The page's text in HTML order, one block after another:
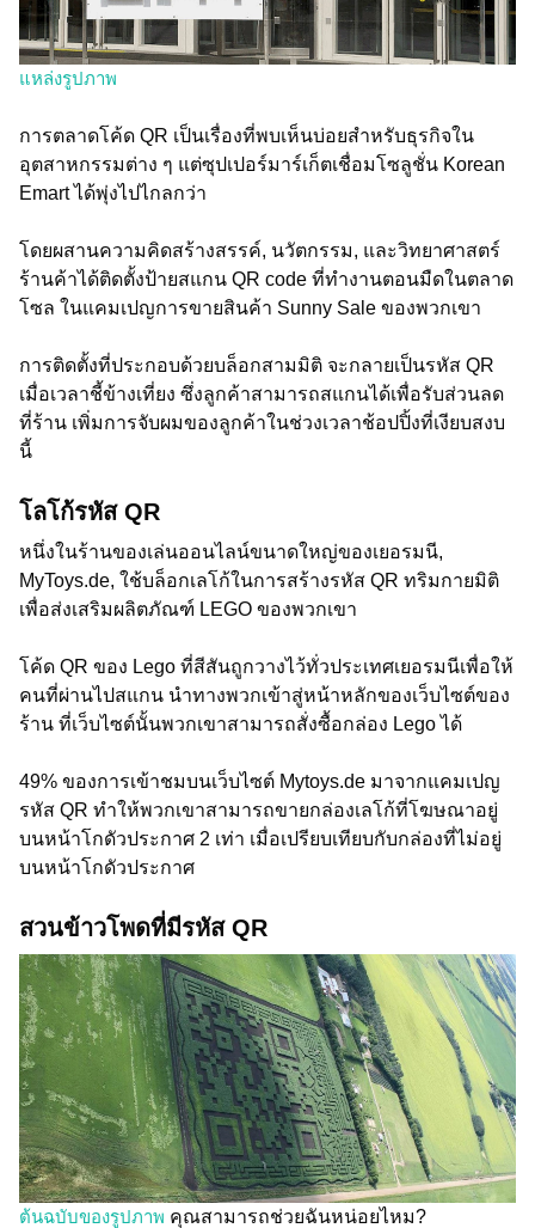
แหล่งรูปภาพ
การตลาดโค้ด QR เป็นเรื่องที่พบเห็นบ่อยสำหรับธุรกิจใน
อุตสาหกรรมต่าง ๆ แต่ซุปเปอร์มาร์เก็ตเชื่อมโซลูชั่น Korean
Emart ได้พุ่งไปไกลกว่า
โดยผสานความคิดสร้างสรรค์, นวัตกรรม, และวิทยาศาสตร์
ร้านค้าได้ติดตั้งป้ายสแกน QR code ที่ทำงานตอนมืดในตลาด
โซล ในแคมเปญการขายสินค้า Sunny Sale ของพวกเขา
การติดตั้งที่ประกอบด้วยบล็อกสามมิติ จะกลายเป็นรหัส QR
เมื่อเวลาชี้ข้างเที่ยง ซึ่งลูกค้าสามารถสแกนได้เพื่อรับส่วนลด
ที่ร้าน เพิ่มการจับผมของลูกค้าในช่วงเวลาช้อปปิ้งที่เงียบสงบ
นี้
โลโก้รหัส QR
หนึ่งในร้านของเล่นออนไลน์ขนาดใหญ่ของเยอรมนี,
MyToys.de, ใช้บล็อกเลโก้ในการสร้างรหัส QR ทริมกายมิติ
เพื่อส่งเสริมผลิตภัณฑ์ LEGO ของพวกเขา
โค้ด QR ของ Lego ที่สีสันถูกวางไว้ทั่วประเทศเยอรมนีเพื่อให้
คนที่ผ่านไปสแกน นำทางพวกเข้าสู่หน้าหลักของเว็บไซต์ของ
ร้าน ที่เว็บไซต์นั้นพวกเขาสามารถสั่งซื้อกล่อง Lego ได้
49% ของการเข้าชมบนเว็บไซต์ Mytoys.de มาจากแคมเปญ
รหัส QR ทำให้พวกเขาสามารถขายกล่องเลโก้ที่โฆษณาอยู่
บนหน้าโกดัวประกาศ 2 เท่า เมื่อเปรียบเทียบกับกล่องที่ไม่อยู่
บนหน้าโกดัวประกาศ
สวนข้าวโพดที่มีรหัส QR
ต้นฉบับของรูปภาพ คุณสามารถช่วยฉันหน่อยไหม?